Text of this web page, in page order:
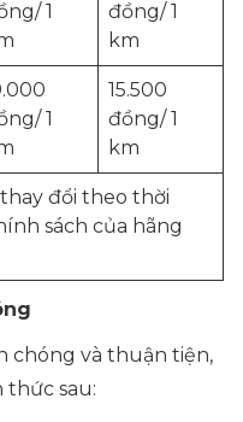
1
đồng/ 1
km
1
15.500
đồng/ 1
km
đổi theo thời
sách của hãng
chóng và thuận tiện,
thức sau: